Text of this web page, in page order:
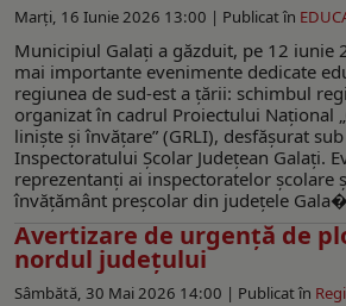
Marți, 16 Iunie 2026 13:00 | Publicat în
Municipiul Galați a găzduit, pe 12 iunie
mai importante evenimente dedicate
regiunea de sud-est a țării: schimbul
organizat în cadrul Proiectului Național
liniște și învățare” (GRLI), desfășurat
Inspectoratului Școlar Județean Galați.
reprezentanți ai inspectoratelor școlare
învățământ preșcolar din județele
Avertizare de urgenţă de
nordul judeţului
Sâmbătă, 30 Mai 2026 14:00 | Publicat în